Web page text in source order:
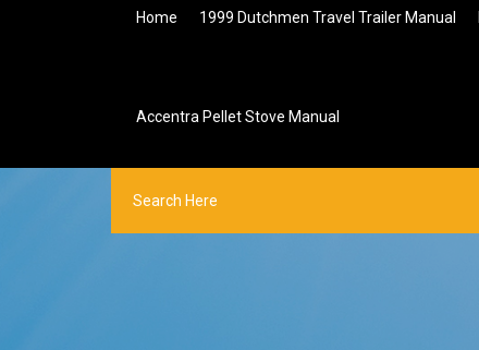
Home 1999 Dutchmen Travel Trailer Manual
Accentra Pellet Stove Manual